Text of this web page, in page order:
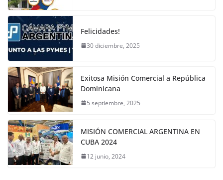
Felicidades!
30 diciembre, 2025
Exitosa Misión Comercial a República
Dominicana
5 septiembre, 2025
MISIÓN COMERCIAL ARGENTINA EN
CUBA 2024
12 junio, 2024